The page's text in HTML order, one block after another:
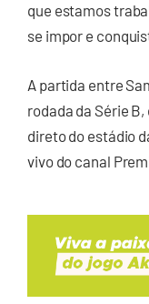
que estamos
se impor e
A partida entre
rodada da Série
direto do estádio
vivo do canal